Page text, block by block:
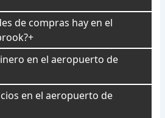
de compras hay en el
en el aeropuerto de
en el aeropuerto de